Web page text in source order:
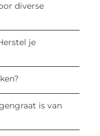
diverse
je
is van